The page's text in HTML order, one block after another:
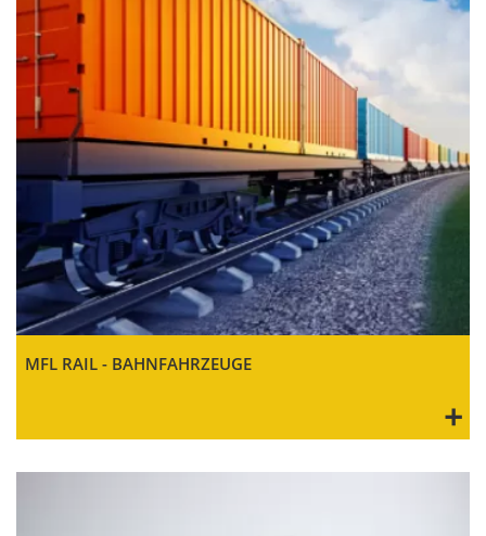
MFL RAIL - BAHNFAHRZEUGE
+